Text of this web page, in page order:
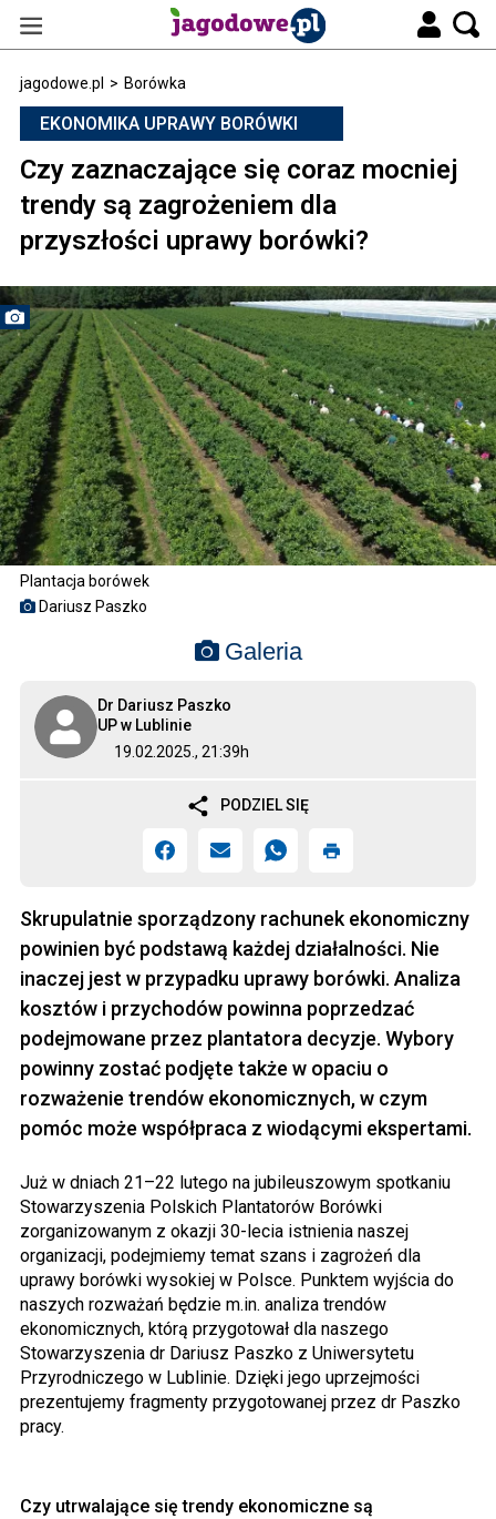
jagodowe.pl > Borówka
Plantacja borówek
Dariusz Paszko
EKONOMIKA UPRAWY BORÓWKI
Czy zaznaczające się coraz mocniej
trendy są zagrożeniem dla
przyszłości uprawy borówki?
Galeria
19.02.2025., 21:39h
Dr Dariusz Paszko
UP w Lublinie
PODZIEL SIĘ
Skrupulatnie sporządzony rachunek ekonomiczny
powinien być podstawą każdej działalności. Nie
inaczej jest w przypadku uprawy borówki. Analiza
kosztów i przychodów powinna poprzedzać
podejmowane przez plantatora decyzje. Wybory
powinny zostać podjęte także w opaciu o
rozważenie trendów ekonomicznych, w czym
pomóc może współpraca z wiodącymi ekspertami.
Już w dniach 21–22 lutego na jubileuszowym spotkaniu
Stowarzyszenia Polskich Plantatorów Borówki
zorganizowanym z okazji 30-lecia istnienia naszej
organizacji, podejmiemy temat szans i zagrożeń dla
uprawy borówki wysokiej w Polsce. Punktem wyjścia do
naszych rozważań będzie m.in. analiza trendów
ekonomicznych, którą przygotował dla naszego
Stowarzyszenia dr Dariusz Paszko z Uniwersytetu
Przyrodniczego w Lublinie. Dzięki jego uprzejmości
prezentujemy fragmenty przygotowanej przez dr Paszko
pracy.
Czy utrwalające się trendy ekonomiczne są